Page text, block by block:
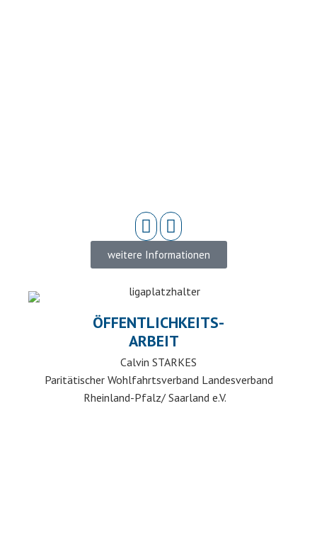
weitere Informationen
ÖFFENTLICHKEITS-
ARBEIT
Calvin STARKES
Paritätischer Wohlfahrtsverband Landesverband
Rheinland-Pfalz/ Saarland e.V.